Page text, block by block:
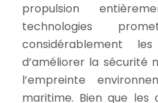
propulsion
technologies
considérablement
d’améliorer la sécurité
l’empreinte
maritime. Bien que les